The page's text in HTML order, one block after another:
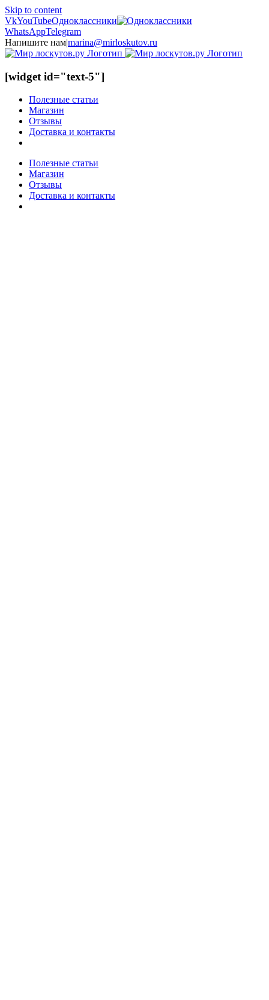
Skip to content
VkYouTubeОдноклассники
WhatsAppTelegram
Напишите нам|marina@mirloskutov.ru
[widget id="text-5"]
Полезные статьи
Магазин
Отзывы
Доставка и контакты
Полезные статьи
Магазин
Отзывы
Доставка и контакты